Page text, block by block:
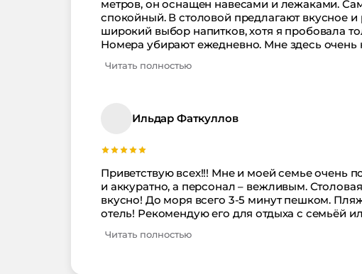
метров, он оснащен навесами и лежаками.
спокойный. В столовой предлагают вкусное и
широкий выбор напитков, хотя я пробовала
Номера убирают ежедневно. Мне здесь очень
Читать полностью
Ильдар Фаткуллов
Приветствую всех!!! Мне и моей семье очень
и аккуратно, а персонал – вежливым.
вкусно! До моря всего 3-5 минут пешком.
отель! Рекомендую его для отдыха с семьёй
Читать полностью